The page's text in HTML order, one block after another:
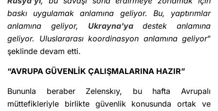
baskı uygulamak anlamına geliyor. Bu, yaptırımlar
anlamına geliyor, Ukrayna'yadestek anlamına
geliyor. Uluslararası koordinasyon anlamına geliyor”
şeklinde devam etti.
“AVRUPA GÜVENLİK ÇALIŞMALARINA HAZIR”
Bununla beraber Zelenskıy, bu hafta Avrupalı
müttefikleriyle birlikte güvenlik konusunda ortak ve